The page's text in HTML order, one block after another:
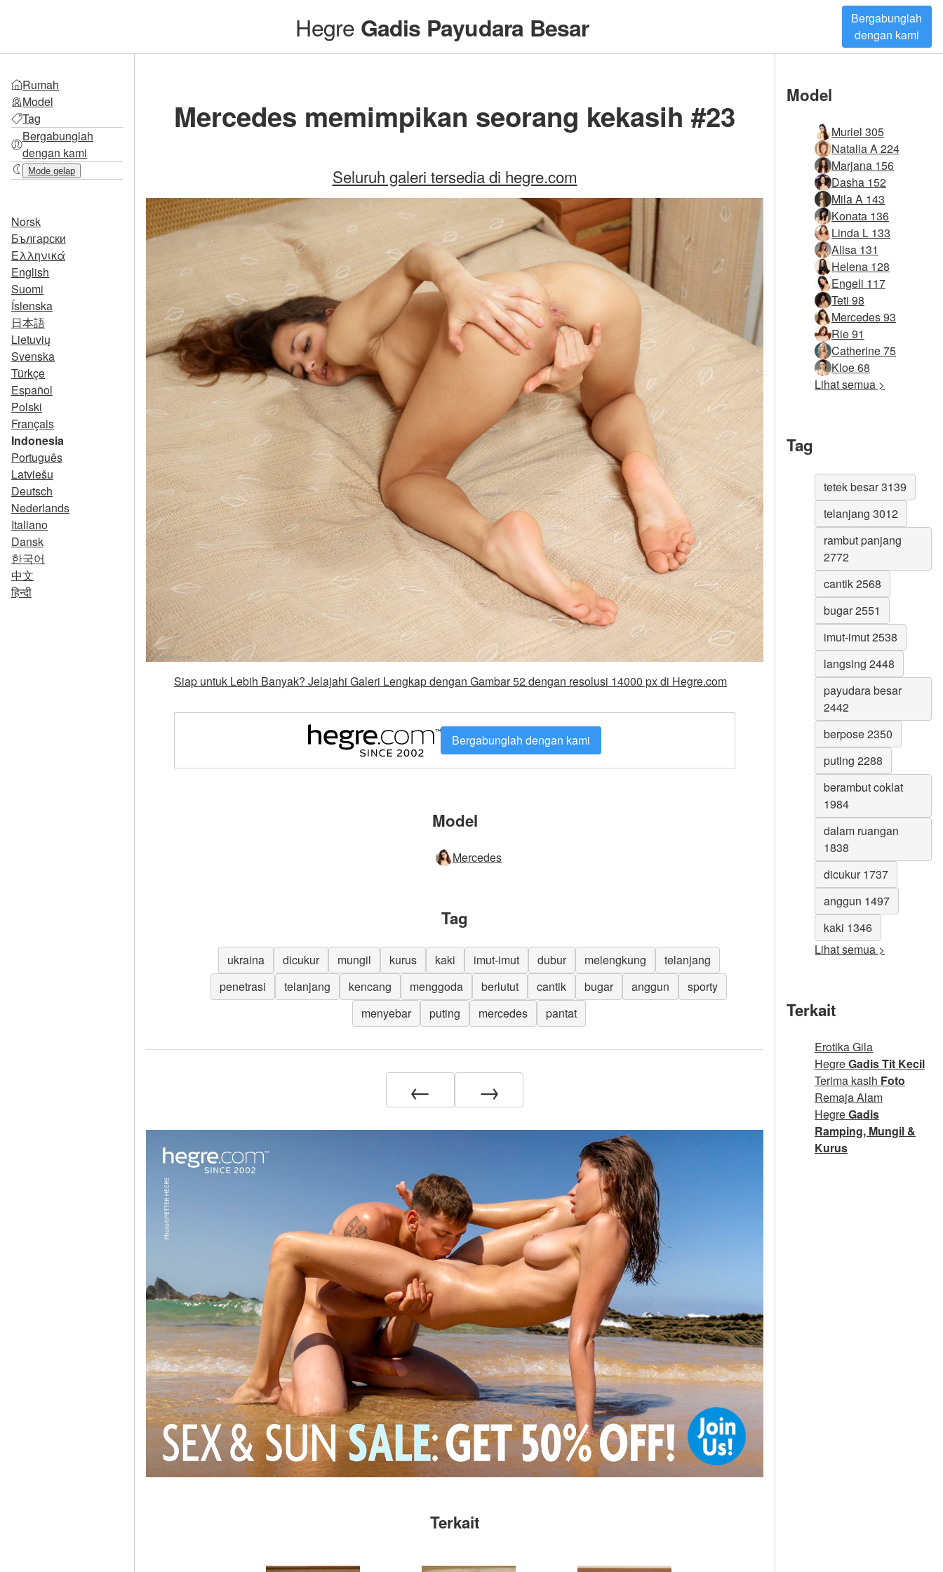
Hegre Gadis Payudara Besar
Bergabunglah
dengan kami
Rumah
Model
Tag
Bergabunglah
dengan kami
Mode gelap
Norsk
Български
Ελληνικά
English
Suomi
Íslenska
日本語
Lietuvių
Svenska
Türkçe
Español
Polski
Français
Indonesia
Português
Latviešu
Deutsch
Nederlands
Italiano
Dansk
한국어
中文
हिन्दी
Mercedes memimpikan seorang kekasih #23
Seluruh galeri tersedia di hegre.com
Siap untuk Lebih Banyak? Jelajahi Galeri Lengkap dengan Gambar 52 dengan resolusi 14000 px di Hegre.com
Bergabunglah dengan kami
Model
Mercedes
Tag
ukraina dicukur mungil kurus kaki imut-imut dubur melengkung
telanjang
penetrasi
telanjang kencang menggoda berlutut cantik bugar anggun
sporty
menyebar
puting mercedes pantat
← →
Terkait
Model
Muriel 305
Natalia A 224
Marjana 156
Dasha 152
Mila A 143
Konata 136
Linda L 133
Alisa 131
Helena 128
Engeli 117
Teti 98
Mercedes 93
Rie 91
Catherine 75
Kloe 68
Lihat semua >
Tag
tetek besar 3139
telanjang 3012
rambut panjang
2772
cantik 2568
bugar 2551
imut-imut 2538
langsing 2448
payudara besar
2442
berpose 2350
puting 2288
berambut coklat
1984
dalam ruangan
1838
dicukur 1737
anggun 1497
kaki 1346
Lihat semua >
Terkait
Erotika Gila
HegreGadis Tit Kecil
Terima kasih Foto
Remaja Alam
HegreGadis
Ramping, Mungil &
Kurus